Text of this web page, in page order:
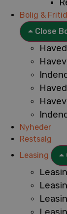
Bolig & Fritid
Close
Nyheder
Restsalg
Leasing